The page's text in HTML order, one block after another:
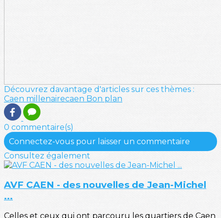
Découvrez davantage d'articles sur ces thèmes :
Caen millenairecaen Bon plan
0 commentaire(s)
Connectez-vous pour laisser un commentaire
Consultez également
AVF CAEN - des nouvelles de Jean-Michel
...
Celles et ceux qui ont parcouru les quartiers de Caen